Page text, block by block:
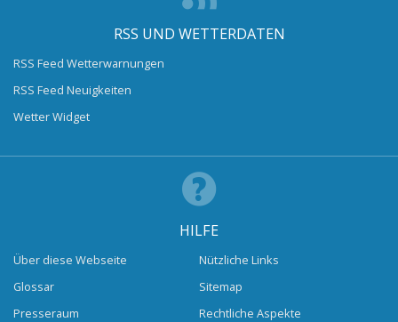
RSS UND WETTERDATEN
RSS Feed Wetterwarnungen
RSS Feed Neuigkeiten
Wetter Widget
HILFE
Über diese Webseite
Glossar
Presseraum
Nützliche Links
Sitemap
Rechtliche Aspekte